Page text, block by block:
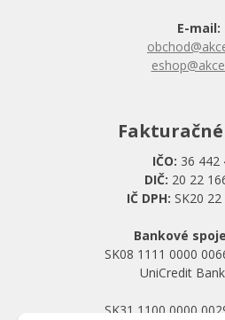
E-mail:
IČO: 36 442
DIČ: 20 22
IČ DPH: SK20
Bankové
SK08 1111 0000
UniCredit
SK31 1100 0000